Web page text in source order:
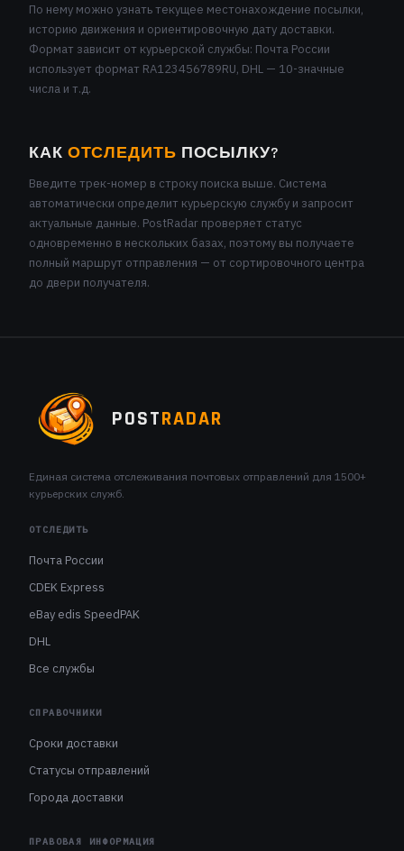
По нему можно узнать текущее местонахождение посылки,
историю движения и ориентировочную дату доставки.
Формат зависит от курьерской службы: Почта России
использует формат RA123456789RU, DHL — 10-значные
числа и т.д.
КАК ОТСЛЕДИТЬ ПОСЫЛКУ?
Введите трек-номер в строку поиска выше. Система
автоматически определит курьерскую службу и запросит
актуальные данные. PostRadar проверяет статус
одновременно в нескольких базах, поэтому вы получаете
полный маршрут отправления — от сортировочного центра
до двери получателя.
POSTRADAR
Единая система отслеживания почтовых отправлений для 1500+
курьерских служб.
ОТСЛЕДИТЬ
Почта России
CDEK Express
eBay edis SpeedPAK
DHL
Все службы
СПРАВОЧНИКИ
Сроки доставки
Статусы отправлений
Города доставки
ПРАВОВАЯ ИНФОРМАЦИЯ